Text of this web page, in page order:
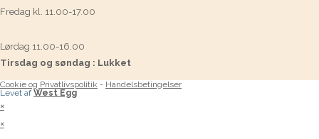
Fredag kl. 11.00-17.00
Lørdag 11.00-16.00
Tirsdag og søndag : Lukket
Cookie og Privatlivspolitik - Handelsbetingelser
Levet af West Egg
×
×